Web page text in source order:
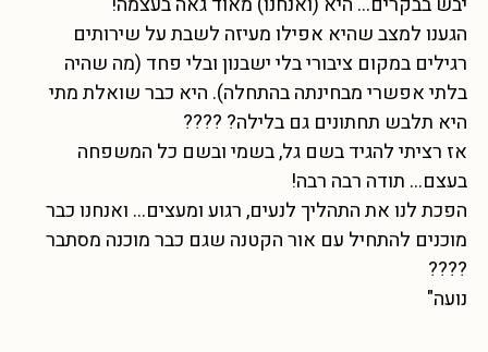
הגענו למצב שהיא אפילו מעיזה לשבת על שירותים
רגילים במקום ציבורי בלי ישבנון ובלי פחד (מה שהיה
בלתי אפשרי מבחינתה בהתחלה). היא כבר שואלת מתי
היא תלבש תחתונים גם בלילה? ????
אז רציתי להגיד בשם גל, בשמי ובשם כל המשפחה
בעצם… תודה רבה רבה!
הפכת לנו את התהליך לנעים, רגוע ומעצים… ואנחנו כבר
מוכנים להתחיל עם אור הקטנה שגם כבר מוכנה מסתבר
????
נועה"